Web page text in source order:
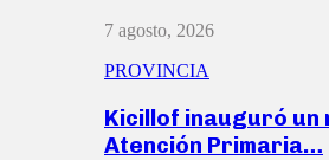
7 agosto, 2026
PROVINCIA
Kicillof inauguró un
Atención Primaria…